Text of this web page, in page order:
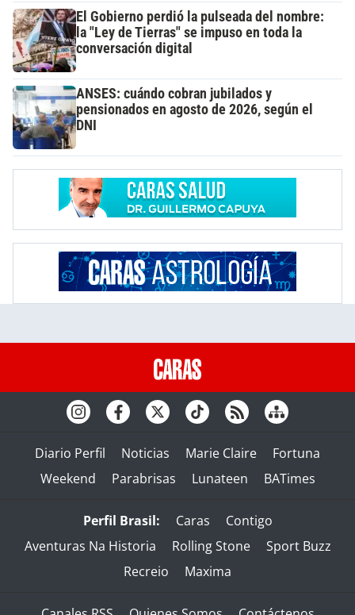
El Gobierno perdió la pulseada del nombre:
la "Ley de Tierras" se impuso en toda la
conversación digital
ANSES: cuándo cobran jubilados y
pensionados en agosto de 2026, según el
DNI
Diario Perfil Noticias Marie Claire
Fortuna
Weekend
Parabrisas Lunateen BATimes
Perfil Brasil: Caras
Contigo
Aventuras Na Historia
Rolling Stone
Sport Buzz
Recreio
Maxima